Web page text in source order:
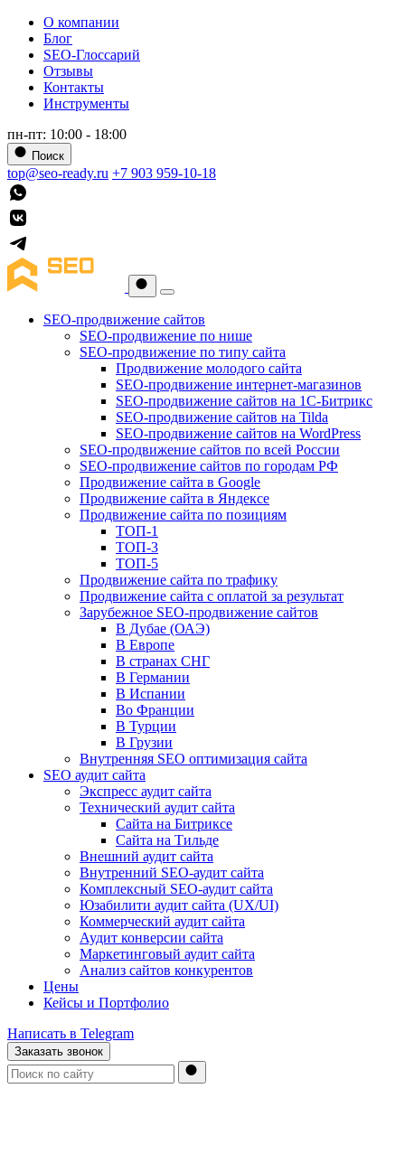
О компании
Блог
SEO-Глоссарий
Отзывы
Контакты
Инструменты
пн-пт: 10:00 - 18:00
Поиск
top@seo-ready.ru +7 903 959-10-18
SEO-продвижение сайтов
SEO-продвижение по нише
SEO-продвижение по типу сайта
Продвижение молодого сайта
SEO-продвижение интернет-магазинов
SEO-продвижение сайтов на 1С-Битрикс
SEO-продвижение сайтов на Tilda
SEO-продвижение сайтов на WordPress
SEO-продвижение сайтов по всей России
SEO-продвижение сайтов по городам РФ
Продвижение сайта в Google
Продвижение сайта в Яндексе
Продвижение сайта по позициям
ТОП-1
ТОП-3
ТОП-5
Продвижение сайта по трафику
Продвижение сайта с оплатой за результат
Зарубежное SEO-продвижение сайтов
В Дубае (ОАЭ)
В Европе
В странах СНГ
В Германии
В Испании
Во Франции
В Турции
В Грузии
Внутренняя SEO оптимизация сайта
SEO аудит сайта
Экспресс аудит сайта
Технический аудит сайта
Сайта на Битриксе
Сайта на Тильде
Внешний аудит сайта
Внутренний SEO-аудит сайта
Комплексный SEO-аудит сайта
Юзабилити аудит сайта (UX/UI)
Коммерческий аудит сайта
Аудит конверсии сайта
Маркетинговый аудит сайта
Анализ сайтов конкурентов
Цены
Кейсы и Портфолио
Написать в Telegram
Заказать звонок